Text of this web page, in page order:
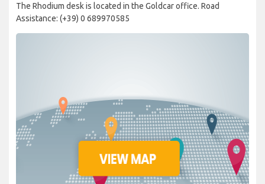
The Rhodium desk is located in the Goldcar office. Road
Assistance: (+39) 0 689970585